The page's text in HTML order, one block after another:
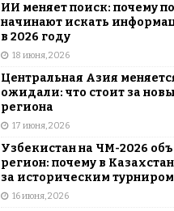
ИИ меняет поиск: почему
начинают искать
в 2026 году
18 июня, 2026
Центральная Азия
ожидали: что стоит за
региона
17 июня, 2026
Узбекистан на ЧМ-2026
регион: почему в
за историческим турниром
16 июня, 2026